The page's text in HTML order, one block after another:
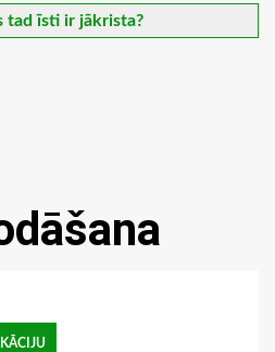
tad īsti ir jākrista?